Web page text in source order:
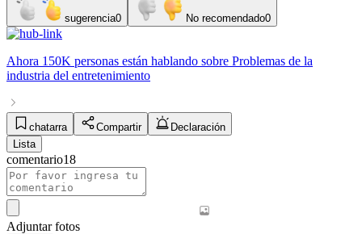
sugerencia0 No recomendado0
Ahora 150K personas están hablando sobre Problemas de la
industria del entretenimiento
chatarra Compartir
Declaración
Lista
comentario18
Adjuntar fotos